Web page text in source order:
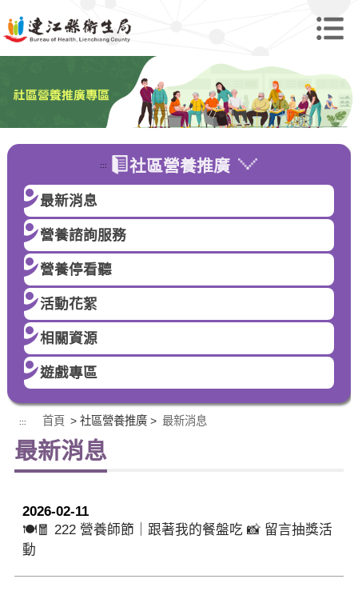
::: 社區營養推廣
最新消息
營養諮詢服務
營養停看聽
活動花絮
相關資源
遊戲專區
::: 首頁 > 社區營養推廣 > 最新消息
最新消息
2026-02-11
🍽️🧧 222 營養師節｜跟著我的餐盤吃 📸 留言抽獎活
動